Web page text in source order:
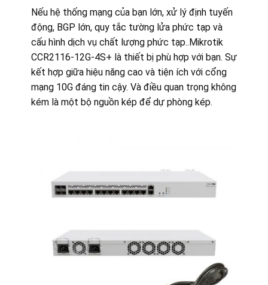
Nếu hệ thống mạng của bạn lớn, xử lý định tuyến
động, BGP lớn, quy tắc tường lửa phức tạp và
cấu hình dịch vụ chất lượng phức tạp..Mikrotik
CCR2116-12G-4S+ là thiết bị phù hợp với bạn. Sự
kết hợp giữa hiệu năng cao và tiện ích với cổng
mạng 10G đáng tin cậy. Và điều quan trọng không
kém là một bộ nguồn kép để dự phòng kép.